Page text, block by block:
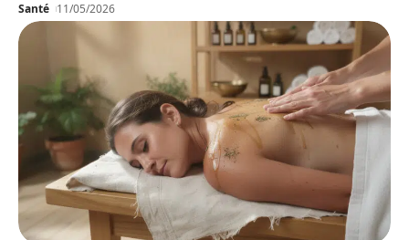
Santé 11/05/2026